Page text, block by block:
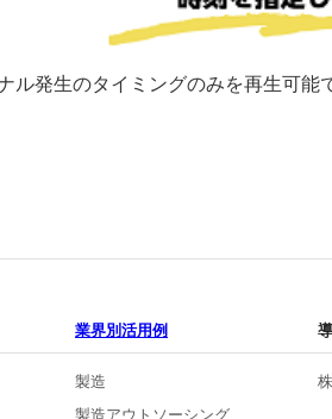
発生のタイミングのみを再生可
業界別活用例
製造
製造アウトソーシング